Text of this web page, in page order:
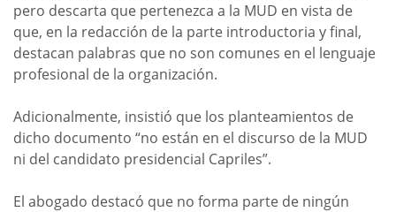
pero descarta que pertenezca a la MUD en vista de
que, en la redacción de la parte introductoria y final,
destacan palabras que no son comunes en el lenguaje
profesional de la organización.
Adicionalmente, insistió que los planteamientos de
dicho documento “no están en el discurso de la MUD
ni del candidato presidencial Capriles”.
El abogado destacó que no forma parte de ningún